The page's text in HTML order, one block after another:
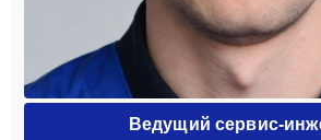
Ведущий сервис-